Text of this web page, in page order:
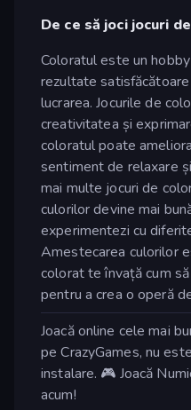
De ce să joci jocuri
Coloratul este un
rezultate
lucrarea. Jocurile de
creativitatea și
coloratul poate
sentiment de relaxare
mai multe jocuri de
culorilor devine mai
experimentezi cu
Amestecarea culorilor
colorat te învață cum
pentru a crea o operă
Joacă online cele mai
pe CrazyGames, nu
instalare. 🎮 Joacă
acum!